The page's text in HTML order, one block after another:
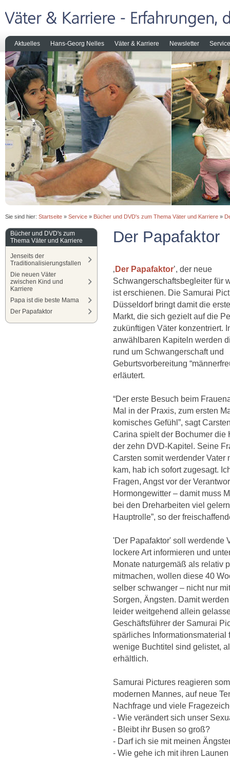
Aktuelles Hans-Georg Nelles Väter & Karriere Newsletter Service
Sie sind hier: Startseite » Service » Bücher und DVD's zum Thema Väter und Karriere »
Bücher und DVD's zum
Thema Väter und Karriere
Jenseits der
Traditionalisierungsfallen
Die neuen Väter
zwischen Kind und
Karriere
Papa ist die beste Mama
Der Papafaktor
Der Papafaktor
‚Der Papafaktor’, der neue
Schwangerschaftsbegleiter für
ist erschienen. Die Samurai
Düsseldorf bringt damit die
Markt, die sich gezielt auf die
zukünftigen Väter konzentriert.
anwählbaren Kapiteln werden
rund um Schwangerschaft und
Geburtsvorbereitung
erläutert.
“Der erste Besuch beim
Mal in der Praxis, zum ersten
komisches Gefühl”, sagt
Carina spielt der Bochumer
der zehn DVD-Kapitel. Seine
Carsten somit werdender Vater
kam, hab ich sofort zugesagt.
Fragen, Angst vor der
Hormongewitter – damit muss
bei den Dreharbeiten viel
Hauptrolle”, so der
'Der Papafaktor' soll werdende
lockere Art informieren und
Monate naturgemäß als relativ
mitmachen, wollen diese 40
selber schwanger – nicht nur
Sorgen, Ängsten. Damit
leider weitgehend allein
Geschäftsführer der Samurai
spärliches
wenige Buchtitel sind gelistet,
erhältlich.
Samurai Pictures reagieren
modernen Mannes, auf neue
Nachfrage und viele
- Wie verändert sich unser
- Bleibt ihr Busen so groß?
- Darf ich sie mit meinen
- Wie gehe ich mit ihren